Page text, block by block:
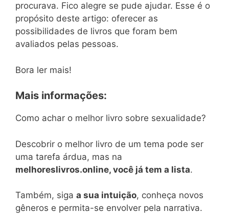
procurava. Fico alegre se pude ajudar. Esse é o
propósito deste artigo: oferecer as
possibilidades de livros que foram bem
avaliados pelas pessoas.
Bora ler mais!
Mais informações:
Como achar o melhor livro sobre sexualidade?
Descobrir o melhor livro de um tema pode ser
uma tarefa árdua, mas na
melhoreslivros.online, você já tem a lista.
Também, siga a sua intuição, conheça novos
gêneros e permita-se envolver pela narrativa.